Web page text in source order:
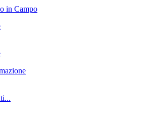
in Campo